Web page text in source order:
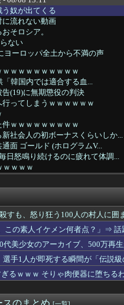
う奴が出てくる
に流れない動画
そロシア。
ない
ーロッパ全土から不満の声
ｗｗｗｗｗｗｗｗｗ
「韓国内では適合する血...
(19)に無期懲役の判決
ってしまうｗｗｗｗｗｗ
ｗｗｗｗｗｗｗｗｗ
社会人の初ボーナスくらいしか...
面 ゴールド (ホログラムV...
日怒鳴り続けるのに疲れて体調...
ｗｗｗ
空】
」を寄付してしまう
時間、一部のPCよ...
０万円…出産・子育と両立でき...
機 高市政権「悲願」に固執
ドボール】
すも、怒り狂う100人の村人に囲
この素人イケメン何者点？」⇒ 話
美少女のアーカイブ、500万再
手1人が即死する瞬間が「伝説
るｗｗｗ そりゃ肉便器に堕ちる
スのまとめ